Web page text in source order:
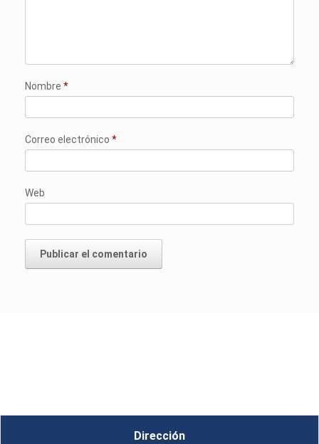
Nombre *
Correo electrónico *
Web
Dirección